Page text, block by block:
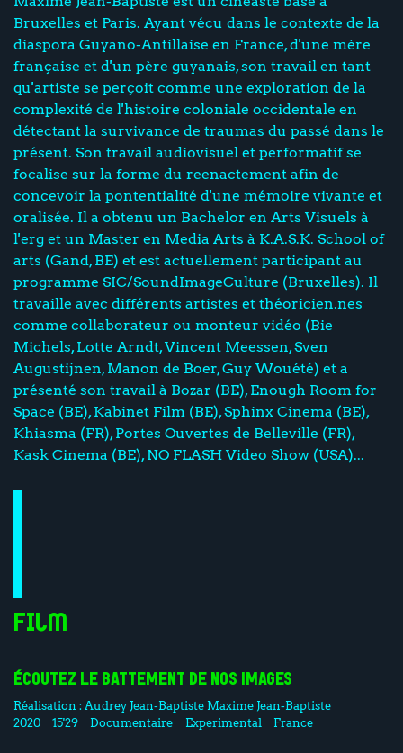
Bruxelles et Paris. Ayant vécu dans le contexte de la
diaspora Guyano-Antillaise en France, d'une mère
française et d'un père guyanais, son travail en tant
qu'artiste se perçoit comme une exploration de la
complexité de l'histoire coloniale occidentale en
détectant la survivance de traumas du passé dans le
présent. Son travail audiovisuel et performatif se
focalise sur la forme du reenactement afin de
concevoir la pontentialité d'une mémoire vivante et
oralisée. Il a obtenu un Bachelor en Arts Visuels à
l'erg et un Master en Media Arts à K.A.S.K. School of
arts (Gand, BE) et est actuellement participant au
programme SIC/SoundImageCulture (Bruxelles). Il
travaille avec différents artistes et théoricien.nes
comme collaborateur ou monteur vidéo (Bie
Michels, Lotte Arndt, Vincent Meessen, Sven
Augustijnen, Manon de Boer, Guy Wouété) et a
présenté son travail à Bozar (BE), Enough Room for
Space (BE), Kabinet Film (BE), Sphinx Cinema (BE),
Khiasma (FR), Portes Ouvertes de Belleville (FR),
Kask Cinema (BE), NO FLASH Video Show (USA)...
Film
ÉCOUTEZ LE BATTEMENT DE NOS IMAGES
Réalisation : Audrey Jean-Baptiste Maxime Jean-Baptiste
2020
15'29 Documentaire Experimental France